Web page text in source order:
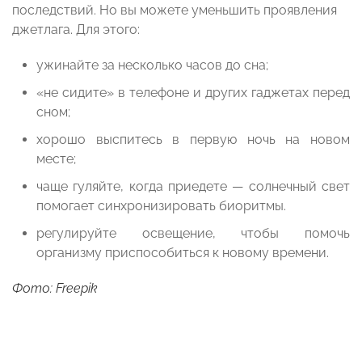
последствий. Но вы можете уменьшить проявления
джетлага. Для этого:
ужинайте за несколько часов до сна;
«не сидите» в телефоне и других гаджетах перед
сном;
хорошо выспитесь в первую ночь на новом
месте;
чаще гуляйте, когда приедете — солнечный свет
помогает синхронизировать биоритмы.
регулируйте освещение, чтобы помочь
организму приспособиться к новому времени.
Фото: Freepik